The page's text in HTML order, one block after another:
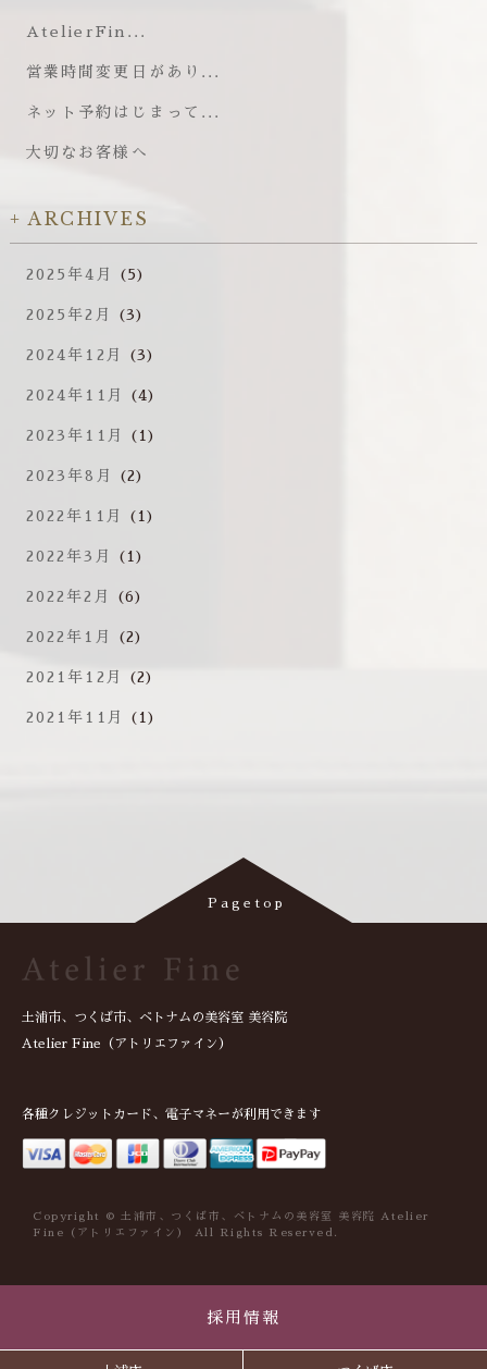
AtelierFin...
営業時間変更日があり...
ネット予約はじまって...
大切なお客様へ
ARCHIVES
2025年4月 (5)
2025年2月 (3)
2024年12月 (3)
2024年11月 (4)
2023年11月 (1)
2023年8月 (2)
2022年11月 (1)
2022年3月 (1)
2022年2月 (6)
2022年1月 (2)
2021年12月 (2)
2021年11月 (1)
土浦市、つくば市、ベトナムの美容室 美容院
Atelier Fine（アトリエファイン）
各種クレジットカード、電子マネーが利用できます
Copyright © 土浦市、つくば市、ベトナムの美容室 美容院 Atelier
Fine（アトリエファイン） All Rights Reserved.
採用情報